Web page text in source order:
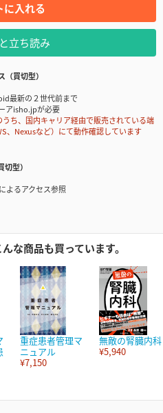
に入れる
立ち読み
買切型）
最新の２世代前まで
アisho.jpが必要
ち、国内キャリア経由で販売されている端
、Nexusなど）にて動作確認しています
型）
よるアクセス参照
な商品も買っています。
重症患者管理マ
ニュアル
¥7,150
無敵の腎臓内科
¥5,940